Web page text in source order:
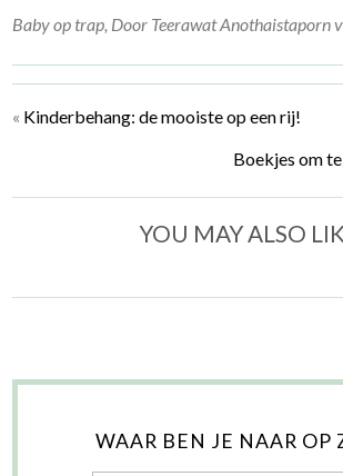
Baby op trap, Door Teerawat Anothaistaporn
« Kinderbehang: de mooiste op een rij!
Boekjes om
YOU MAY ALSO
WAAR BEN JE NAAR OP